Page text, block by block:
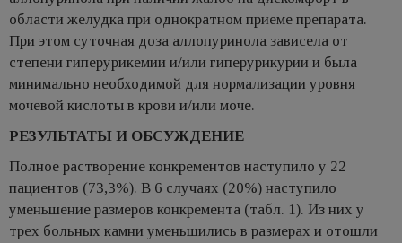
области желудка при однократном приеме препарата.
При этом суточная доза аллопуринола зависела от
степени гиперурикемии и/или гиперурикурии и была
минимально необходимой для нормализации уровня
мочевой кислоты в крови и/или моче.
РЕЗУЛЬТАТЫ И ОБСУЖДЕНИЕ
Полное растворение конкрементов наступило у 22
пациентов (73,3%). В 6 случаях (20%) наступило
уменьшение размеров конкремента (табл. 1). Из них у
трех больных камни уменьшились в размерах и отошли